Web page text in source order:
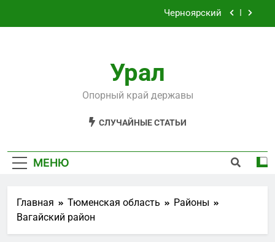
Черноярский
Староуткинск
Черноярский
Урал
Опорный край державы
СЛУЧАЙНЫЕ СТАТЬИ
МЕНЮ
Главная Тюменская область
Районы
Вагайский район